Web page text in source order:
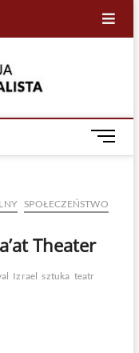
M
e
B
SPOŁECZEŃSTWO
Theater
Izrael sztuka teatr